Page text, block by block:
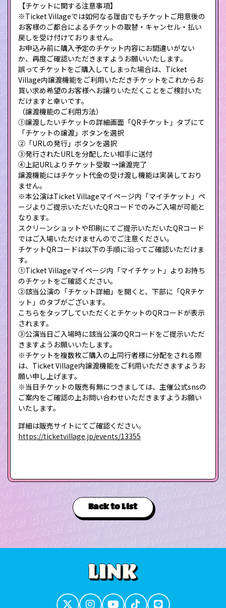
【チケットに関する注意事項】
※Ticket Villageでは如何なる理由でもチケットご用意後の
お客様のご都合によるチケットの取替・キャンセル・払い
戻しを受け付けておりません。
お申込み前に購入予定のチケット内容にお間違いがない
か、再度ご確認いただきますようお願いいたします。
誤ってチケットをご購入してしまった場合は、Ticket
Village内譲渡機能をご利用いただきチケットをこれからお
買い求め希望のお客様へお譲りいただくことをご検討いた
だけますと幸いです。
（譲渡機能のご利用方法）
①譲渡したいチケットの詳細画面「QRチケット」タブにて
「チケットの譲渡」ボタンを選択
②「URLの発行」ボタンを選択
③発行されたURLを分配したい相手に送付
④上記URLよりチケット受取 →譲渡完了
譲渡機能にはチケット代金の受け渡し機能は実装しており
ません。
※本公演はTicket Villageマイページ内「マイチケット」ペ
ージよりご提示いただいたQRコードでのみご入場が可能と
なります。
スクリーンショットや印刷にてご提示いただいたQRコード
ではご入場いただけませんのでご注意ください。
チケットQRコードは以下の手順に沿ってご確認いただけま
す。
①Ticket Villageマイページ内「マイチケット」よりお持ち
のチケットをご確認ください。
②該当公演の「チケット詳細」を開くと、下部に「QRチケ
ット」のタブがございます。
こちらをタップしていただくとチケットのQRコードが表示
されます。
③公演当日ご入場時に該当公演のQRコードをご提示いただ
きますようお願いいたします。
※チケットを複数枚ご購入の上同行者様に分配をされる際
は、Ticket Village内譲渡機能をご利用いただきますようお
願い申し上げます。
※当日チケットの販売有無につきましては、主催公式snsの
ご案内をご確認の上お問い合わせいただきますようお願い
いたします。
詳細は販売サイトにてご確認ください。
https://ticketvillage.jp/events/13355
Back to List